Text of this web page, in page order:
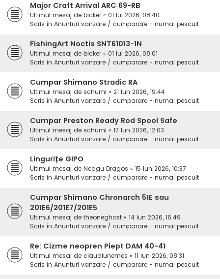
Major Craft Arrival ARC 69-RB
Ultimul mesaj de bicker « 01 Iul 2026, 08:40
Scris în Anunturi vanzare / cumparare - numai pescuit
FishingArt Noctis SNT61013-1N
Ultimul mesaj de bicker « 01 Iul 2026, 08:01
Scris în Anunturi vanzare / cumparare - numai pescuit
Cumpar Shimano Stradic RA
Ultimul mesaj de schumi « 21 Iun 2026, 19:44
Scris în Anunturi vanzare / cumparare - numai pescuit
Cumpar Preston Ready Rod Spool Safe
Ultimul mesaj de schumi « 17 Iun 2026, 12:03
Scris în Anunturi vanzare / cumparare - numai pescuit
Lingurițe GIPO
Ultimul mesaj de Neagu Dragos « 15 Iun 2026, 10:37
Scris în Anunturi vanzare / cumparare - numai pescuit
Cumpar Shimano Chronarch 51E sau
201E6/201E7/201E5
Ultimul mesaj de theoneghost « 14 Iun 2026, 16:49
Scris în Anunturi vanzare / cumparare - numai pescuit
Re: Cizme neopren Piept DAM 40-41
Ultimul mesaj de claudiunemes « 11 Iun 2026, 08:31
Scris în Anunturi vanzare / cumparare - numai pescuit